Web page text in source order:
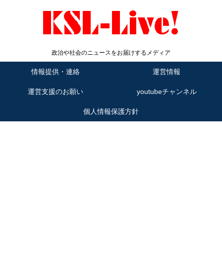
政治や社会のニュースをお届けするメディア
情報提供・連絡 運営情報
運営支援のお願い youtubeチャンネル
個人情報保護方針